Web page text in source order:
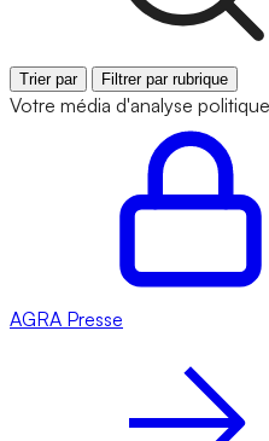
Trier par Filtrer par rubrique
Votre média d'analyse
AGRA Presse